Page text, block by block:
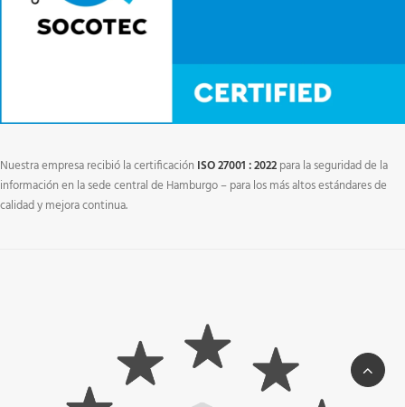
Nuestra empresa recibió la certificación ISO 27001 : 2022para la seguridad de la
información en la sede central de Hamburgo – para los más altos estándares de
calidad y mejora continua.